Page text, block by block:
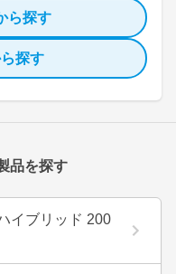
ら探す
探す
品を探す
イブリッド 200